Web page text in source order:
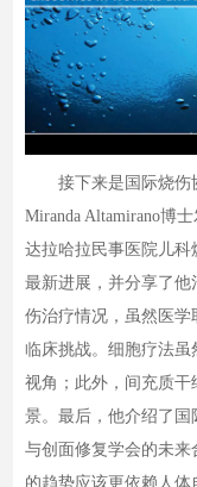
接下来是国际烧伤
Miranda Altamirano博
达拉哈拉民事医院儿
最新进展，并分享了
伤治疗情况，虽然医
临床挑战。细胞疗法
视角；此外，间充质
景。最后，他介绍了
与创面修复学会的未
的趋势应该更依赖人体